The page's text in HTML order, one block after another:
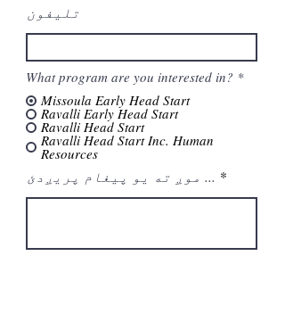
تلیفون
What program are you interested in? *
Missoula Early Head Start
Ravalli Early Head Start
Ravalli Head Start
Ravalli Head Start Inc. Human
Resources
موږ ته یو پیغام پریږدئ ...